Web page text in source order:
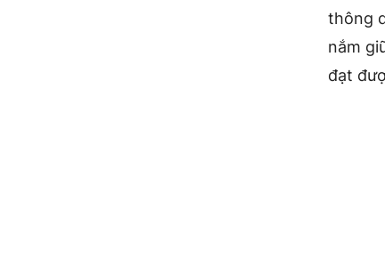
thông
nắm
đạt